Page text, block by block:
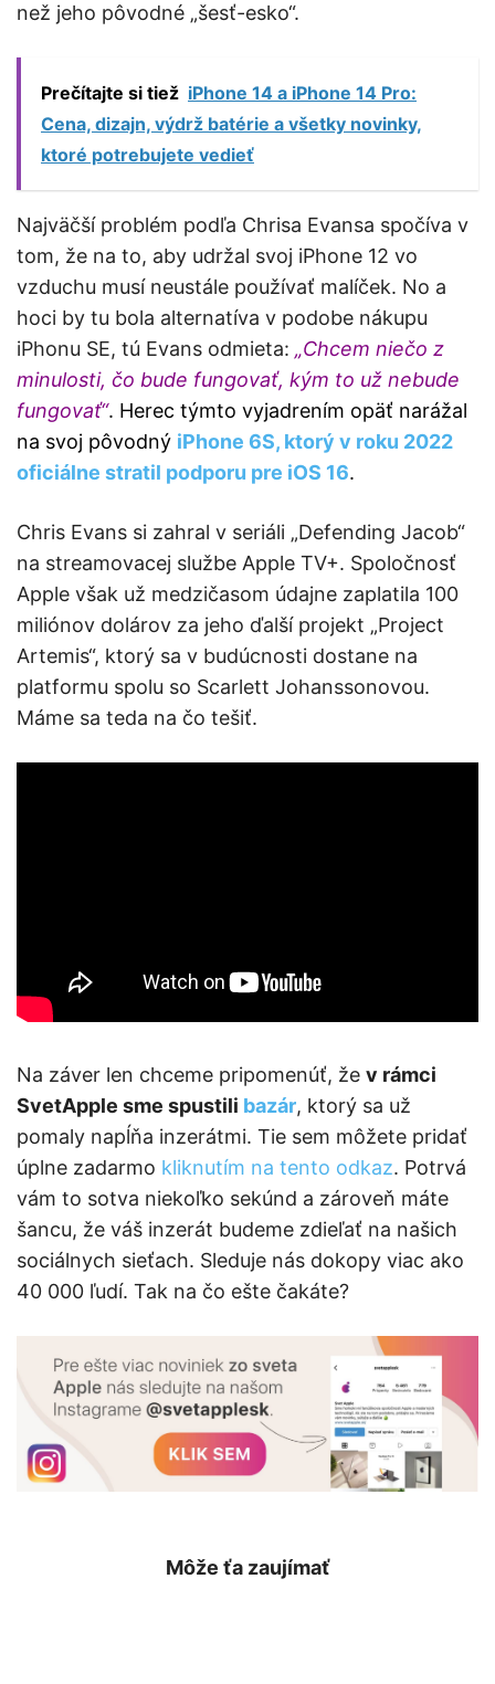
než jeho pôvodné „šesť-esko“.
Prečítajte si tiež iPhone 14 a iPhone 14 Pro:
Cena, dizajn, výdrž batérie a všetky novinky,
ktoré potrebujete vedieť
Najväčší problém podľa Chrisa Evansa spočíva v
tom, že na to, aby udržal svoj iPhone 12 vo
vzduchu musí neustále používať malíček. No a
hoci by tu bola alternatíva v podobe nákupu
iPhonu SE, tú Evans odmieta: „Chcem niečo z
minulosti, čo bude fungovať, kým to už nebude
fungovať“. Herec týmto vyjadrením opäť narážal
na svoj pôvodný iPhone 6S, ktorý v roku 2022
oficiálne stratil podporu pre iOS 16.
Chris Evans si zahral v seriáli „Defending Jacob“
na streamovacej službe Apple TV+. Spoločnosť
Apple však už medzičasom údajne zaplatila 100
miliónov dolárov za jeho ďalší projekt „Project
Artemis“, ktorý sa v budúcnosti dostane na
platformu spolu so Scarlett Johanssonovou.
Máme sa teda na čo tešiť.
Na záver len chceme pripomenúť, že v rámci
SvetApple sme spustili bazár, ktorý sa už
pomaly napĺňa inzerátmi. Tie sem môžete pridať
úplne zadarmo kliknutím na tento odkaz. Potrvá
vám to sotva niekoľko sekúnd a zároveň máte
šancu, že váš inzerát budeme zdieľať na našich
sociálnych sieťach. Sleduje nás dokopy viac ako
40 000 ľudí. Tak na čo ešte čakáte?
Môže ťa zaujímať